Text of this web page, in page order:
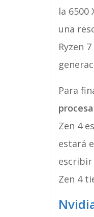
la 6500
una
Ryzen
Para
Zen 4
estará
escribir
Zen 4